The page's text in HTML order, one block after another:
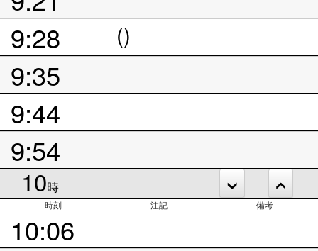
9:28
()
9:35
9:44
9:54
10時
時刻 注記 備考
10:06